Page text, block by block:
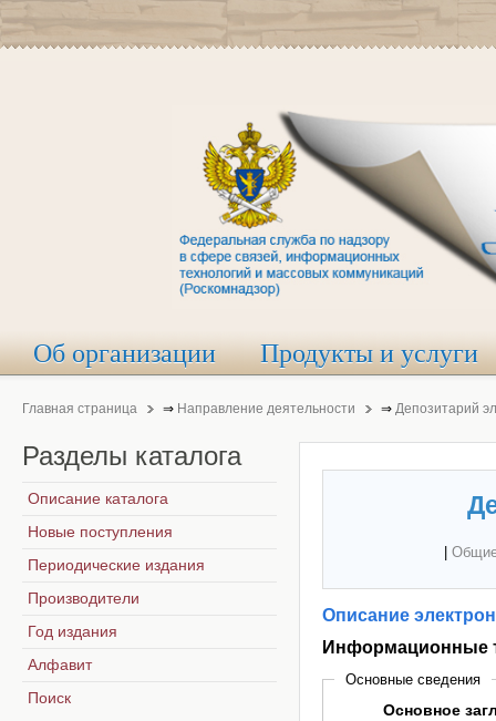
Об организации Продукты и услуги
Главная страница ⇒ Направление деятельности ⇒ Депозитарий
Описание
Информационные
Основные сведения
Основное
Разделы каталога
Описание каталога
Новые поступления
Периодические издания
Производители
Год издания
Алфавит
Поиск